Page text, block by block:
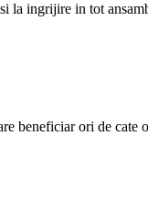
la ingrijire in tot
beneficiar ori de cate